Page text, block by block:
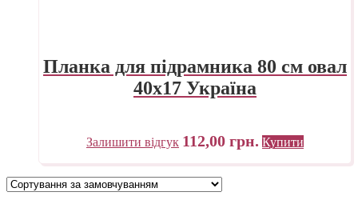
Планка для підрамника 80 см овал
40х17 Україна
Залишити відгук 112,00 грн. Купити